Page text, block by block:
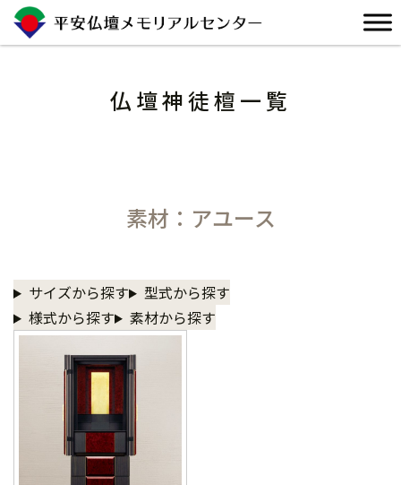
Skip
仏壇神徒檀一覧
素材：アユース
サイズから探す
型式から探す
様式から探す
素材から探す